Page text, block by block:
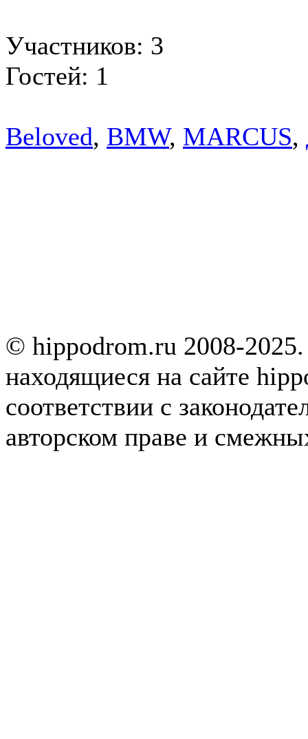
Участников: 3
Гостей: 1
Beloved, BMW, MARCUS,
© hippodrom.ru 2008-
находящиеся на сайте
соответствии с
авторском праве и